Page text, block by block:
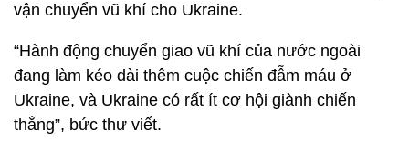
vận chuyển vũ khí cho Ukraine.
“Hành động chuyển giao vũ khí của nước ngoài
đang làm kéo dài thêm cuộc chiến đẫm máu ở
Ukraine, và Ukraine có rất ít cơ hội giành chiến
thắng”, bức thư viết.